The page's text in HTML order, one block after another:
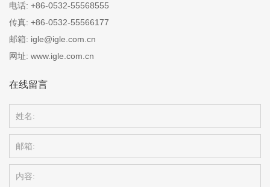
电话: +86-0532-55568555
传真: +86-0532-55566177
邮箱: igle@igle.com.cn
网址: www.igle.com.cn
在线留言